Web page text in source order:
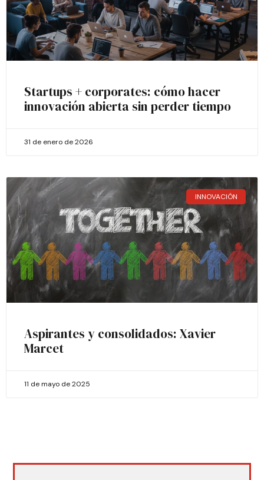
Startups + corporates: cómo hacer
innovación abierta sin perder tiempo
31 de enero de 2026
INNOVACIÓN
Aspirantes y consolidados: Xavier
Marcet
11 de mayo de 2025